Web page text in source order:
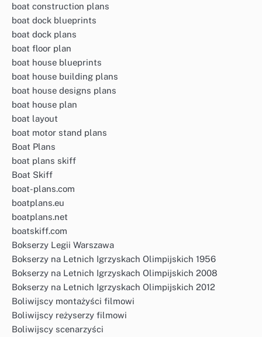
boat construction plans
boat dock blueprints
boat dock plans
boat floor plan
boat house blueprints
boat house building plans
boat house designs plans
boat house plan
boat layout
boat motor stand plans
Boat Plans
boat plans skiff
Boat Skiff
boat-plans.com
boatplans.eu
boatplans.net
boatskiff.com
Bokserzy Legii Warszawa
Bokserzy na Letnich Igrzyskach Olimpijskich 1956
Bokserzy na Letnich Igrzyskach Olimpijskich 2008
Bokserzy na Letnich Igrzyskach Olimpijskich 2012
Boliwijscy montażyści filmowi
Boliwijscy reżyserzy filmowi
Boliwijscy scenarzyści